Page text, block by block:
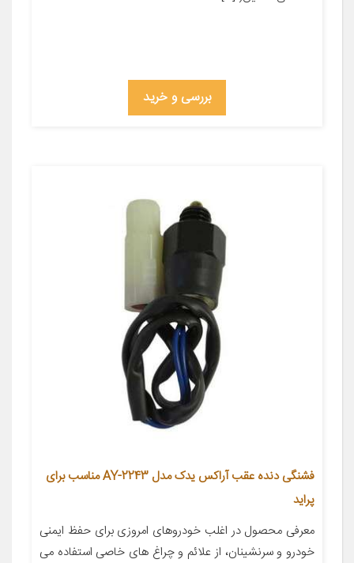
بررسی و خرید
فشنگی دنده عقب آراکس یدک مدل AY-2243 مناسب برای
پراید
معرفی محصول در اغلب خودروهای امروزی برای حفظ ایمنی
خودرو و سرنشینان، از علائم و چراغ های خاصی استفاده می